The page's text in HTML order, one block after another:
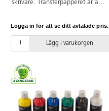
skrivare. Transferpapperet är av
maskin på 40 °C, undvik
blekning och torktumling. Tydlig
bruksanvisning ingår.
Logga in för att se ditt avtalade pris.
Lägg i varukorgen